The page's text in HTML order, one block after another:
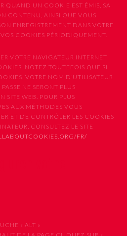
QUAND UN COOKIE EST ÉMIS, SA
CONTENU, AINSI QUE VOUS
ENREGISTREMENT DANS VOTRE
COOKIES PÉRIODIQUEMENT.
VOTRE NAVIGATEUR INTERNET
NOTEZ TOUTEFOIS QUE SI
VOTRE NOM D’UTILISATEUR
NE SERONT PLUS
SITE WEB. POUR PLUS
AUX MÉTHODES VOUS
ET DE CONTRÔLER LES COOKIES
CONSULTEZ LE SITE
FR/
« ALT »